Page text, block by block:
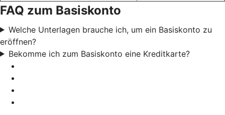
FAQ zum Basiskonto
Welche Unterlagen brauche ich, um ein Basiskonto zu
eröffnen?
Bekomme ich zum Basiskonto eine Kreditkarte?